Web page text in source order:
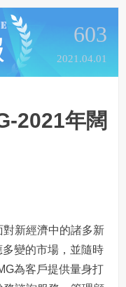
603
2021.04.01
2021年闊
新經濟中的諸多新
變的市場，並隨時
為客戶提供量身打